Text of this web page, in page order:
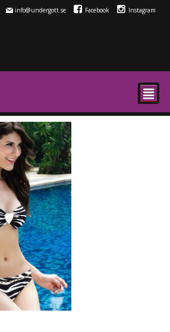
info@undergott.se Facebook Instagram
²